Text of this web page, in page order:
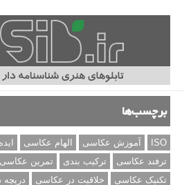
برچسب‌ها
ISO آموزش عکاسی الهام عکاسی
ترفند عکاسی
ترکیب بندی تمرین عکاسی
تکنیک عکاسی
خلاقیت در عکاسی
دریچه